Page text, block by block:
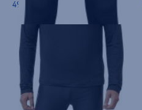
49,90 €